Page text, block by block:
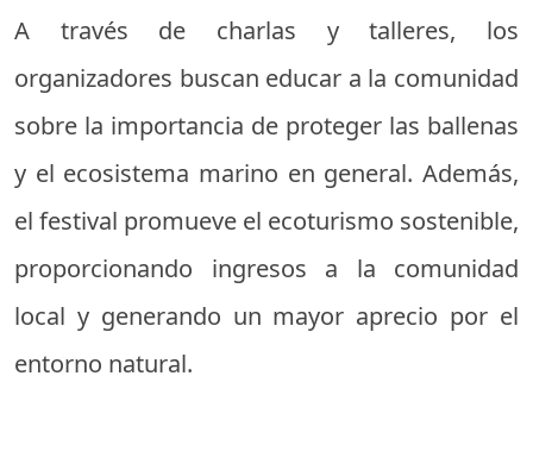
A través de charlas y talleres, los
organizadores buscan educar a la comunidad
sobre la importancia de proteger las ballenas
y el ecosistema marino en general. Además,
el festival promueve el ecoturismo sostenible,
proporcionando ingresos a la comunidad
local y generando un mayor aprecio por el
entorno natural.